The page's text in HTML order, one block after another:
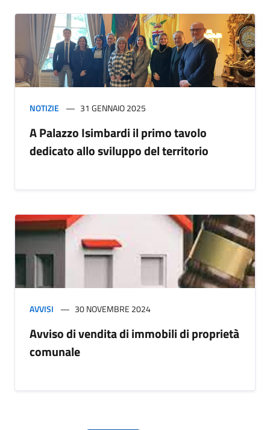
NOTIZIE 31 GENNAIO 2025
A Palazzo Isimbardi il primo tavolo
dedicato allo sviluppo del territorio
AVVISI 30 NOVEMBRE 2024
Avviso di vendita di immobili di proprietà
comunale